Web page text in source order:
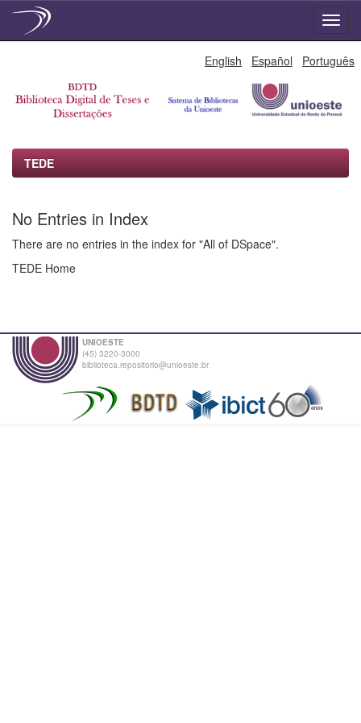
English Español Português
TEDE
No Entries in Index
There are no entries in the index for "All of DSpace".
TEDE Home
UNIOESTE
(45) 3220-3000
biblioteca.repositorio@unioeste.br